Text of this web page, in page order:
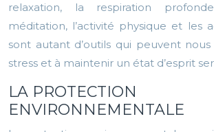
relaxation, la respiration
méditation, l’activité physique et les
sont autant d’outils qui peuvent
stress et à maintenir un état d’esprit
LA PROTECTION
ENVIRONNEMENTALE